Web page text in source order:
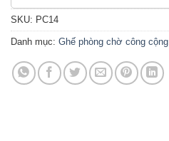
SKU: PC14
Danh mục: Ghế phòng chờ công cộng